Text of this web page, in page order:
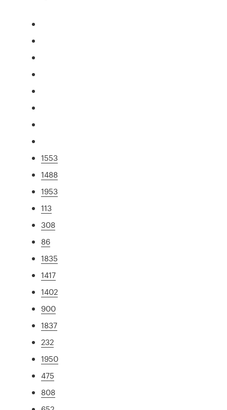
1553
1488
1953
113
308
86
1835
1417
1402
900
1837
232
1950
475
808